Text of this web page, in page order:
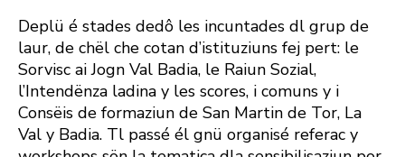
Deplü é stades dedô les incuntades dl grup de
laur, de chël che cotan d’istituziuns fej pert: le
Sorvisc ai Jogn Val Badia, le Raiun Sozial,
l’Intendënza ladina y les scores, i comuns y i
Consëis de formaziun de San Martin de Tor, La
Val y Badia. Tl passé él gnü organisé referac y